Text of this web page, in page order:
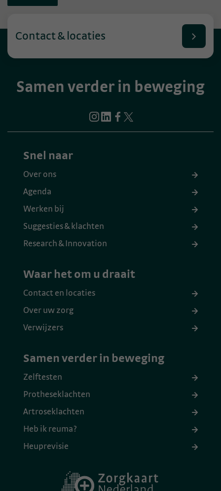
Samen verder in beweging
Contact & locaties
Snel naar
Over ons
Agenda
Werken bij
Suggesties & klachten
Research & Innovation
Waar het om u draait
Contact en locaties
Over uw zorg
Verwijzers
Samen verder in beweging
Zelftesten
Protheseklachten
Artroseklachten
Heb ik reuma?
Heuprevisie